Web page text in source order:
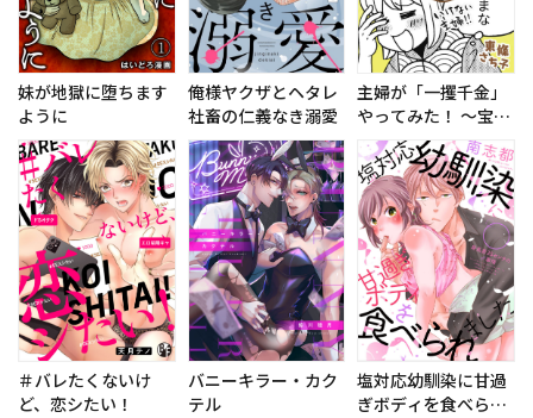
妹が地獄に堕ちます
ように
俺様ヤクザとヘタレ
社畜の仁義なき溺愛
主婦が「一攫千金」
やってみた！ ～宝石
掘ってスリランカ
（と家計）を救う予
定～
＃バレたくないけ
ど、恋シたい！
バニーキラー・カク
テル
塩対応幼馴染に甘過
ぎボディを食べられ